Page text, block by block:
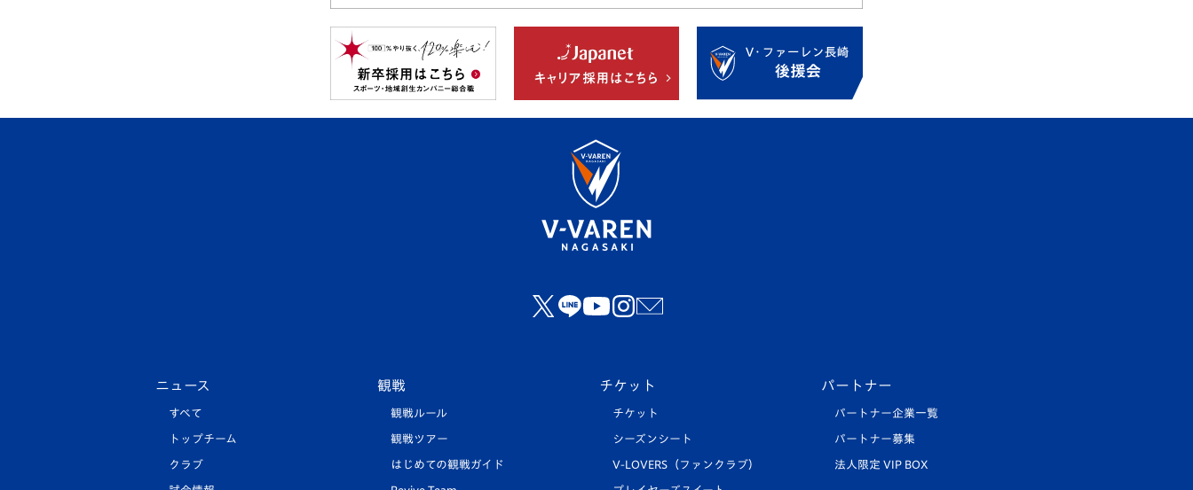
ニュース
すべて
トップチーム
クラブ
観戦
観戦ルール
観戦ツアー
はじめての観戦ガイド
チケット
チケット
シーズンシート
V-LOVERS（ファンクラブ）
パートナー
パートナー企業一覧
パートナー募集
法人限定 VIP BOX